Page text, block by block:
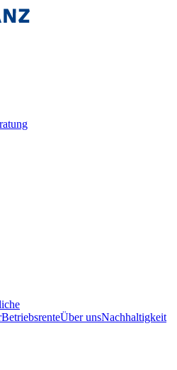
BetriebsrenteÜber unsNachhaltigkeit